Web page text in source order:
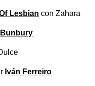
Lesbian con Zahara
Bunbury
Iván Ferreiro